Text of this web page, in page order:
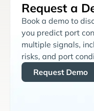
Request a
Book a demo to
you predict port
multiple signals,
risks, and port
Request Demo